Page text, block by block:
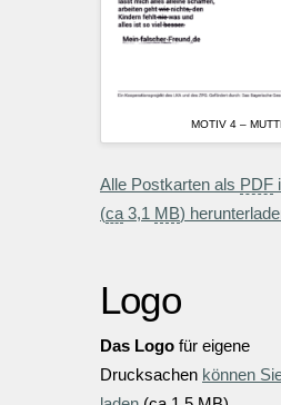
MOTIV 4 –
Alle Postkarten als PDF
(ca 3,1 MB)
Logo
Das Logo für eigene
Drucksachen können